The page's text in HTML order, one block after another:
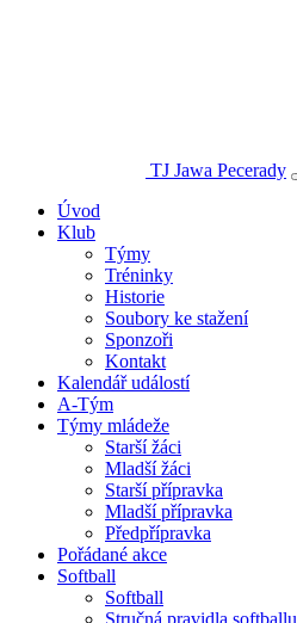
TJ Jawa Pecerady
Úvod
Klub
Týmy
Tréninky
Historie
Soubory ke stažení
Sponzoři
Kontakt
Kalendář událostí
A-Tým
Týmy mládeže
Starší žáci
Mladší žáci
Starší přípravka
Mladší přípravka
Předpřípravka
Pořádané akce
Softball
Softball
Stručná pravidla softballu